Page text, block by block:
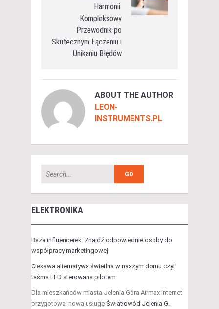
Harmonii:
Kompleksowy
Przewodnik po
Skutecznym Łączeniu i
Unikaniu Błędów
ABOUT THE AUTHOR
LEON-
INSTRUMENTS.PL
ELEKTRONIKA
Baza influencerek: Znajdź odpowiednie osoby do
współpracy marketingowej
Ciekawa alternatywa świetlna w naszym domu czyli
taśma LED sterowana pilotem
Dla mieszkańców miasta Jelenia Góra Airmax internet
przygotował nową usługę Światłowód Jelenia G.